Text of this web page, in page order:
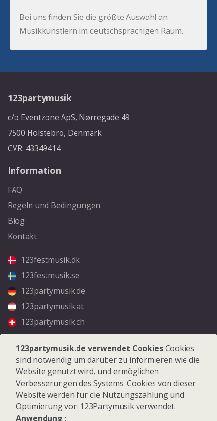
Bei uns finden Sie die größte Auswahl an
Musikkünstlern im deutschsprachigen Raum.
123partymusik
c/o Eventzone ApS, Nørregade 49
7500 Holstebro, Denmark
CVR: 43349414
Information
FAQ
Regeln und Bedingungen
Blog
Kontakt
123festmusik.dk
123festmusik.se
123partymusik.de
123partymusik.at
123partymusik.ch
Folgen Sie uns
Facebook
Instagram
123partymusik.de verwendet CookiesCookies
sind notwendig um darüber zu informieren wie die
Website genutzt wird, und ermöglichen
Verbesserungen des Systems. Cookies von dieser
Website werden für die Nutzungszählung und
Optimierung von 123Partymusik verwendet.
Anwendung :